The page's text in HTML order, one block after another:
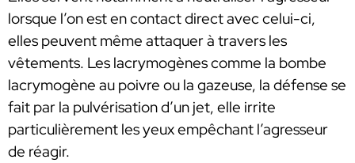
lorsque l’on est en contact direct avec celui-ci,
elles peuvent même attaquer à travers les
vêtements. Les lacrymogènes comme la bombe
lacrymogène au poivre ou la gazeuse, la défense se
fait par la pulvérisation d’un jet, elle irrite
particulièrement les yeux empêchant l’agresseur
de réagir.